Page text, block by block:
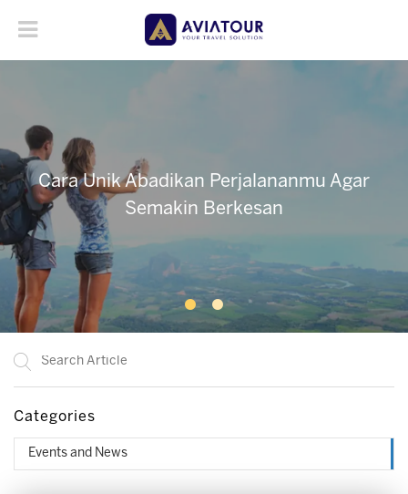
Cara Unik Abadikan Perjalananmu Agar
Semakin Berkesan
Cara Unik Abadikan Perjalananmu Agar
Semakin Berkesan
Categories
Events and News